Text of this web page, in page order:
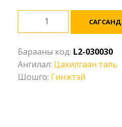
3000кг,
3м,
гинжтэй
Барааны код: L2-030030
Ангилал: Цахилгаан таль
Шошго: Гинжтэй